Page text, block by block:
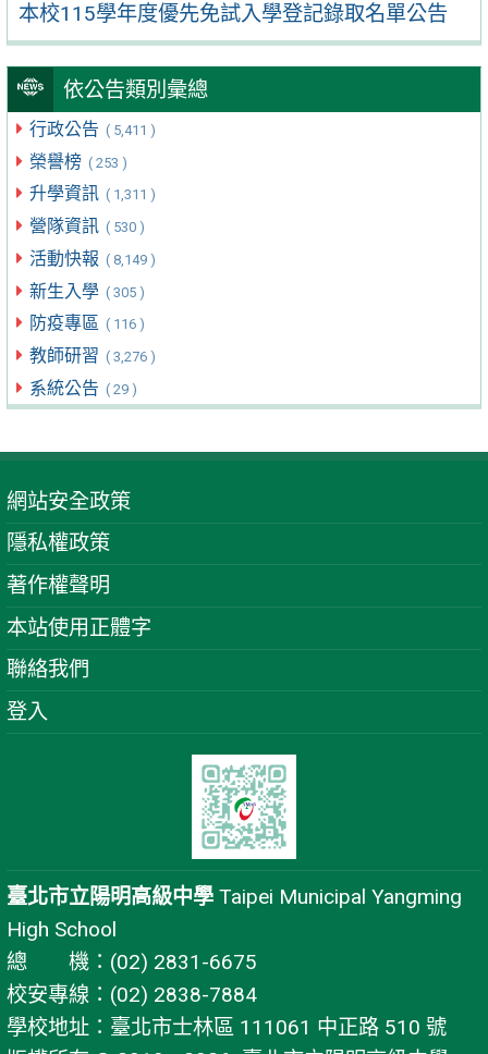
本校115學年度優先免試入學登記錄取名單公告
依公告類別彙總
行政公告 ( 5,411 )
榮譽榜 ( 253 )
升學資訊 ( 1,311 )
營隊資訊 ( 530 )
活動快報 ( 8,149 )
新生入學 ( 305 )
防疫專區 ( 116 )
教師研習 ( 3,276 )
系統公告 ( 29 )
網站安全政策
隱私權政策
著作權聲明
本站使用正體字
聯絡我們
登入
臺北市立陽明高級中學 Taipei Municipal Yangming
High School
總 機：(02) 2831-6675
校安專線：(02) 2838-7884
學校地址：臺北市士林區 111061 中正路 510 號